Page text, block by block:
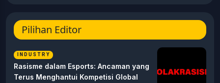
Pilihan Editor
INDUSTRY
Rasisme dalam Esports: Ancaman yang
Terus Menghantui Kompetisi Global